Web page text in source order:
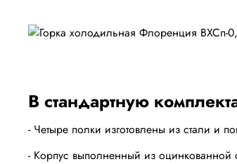
В стандартную
- Четыре полки изготовлены из стали и
- Корпус выполненный из